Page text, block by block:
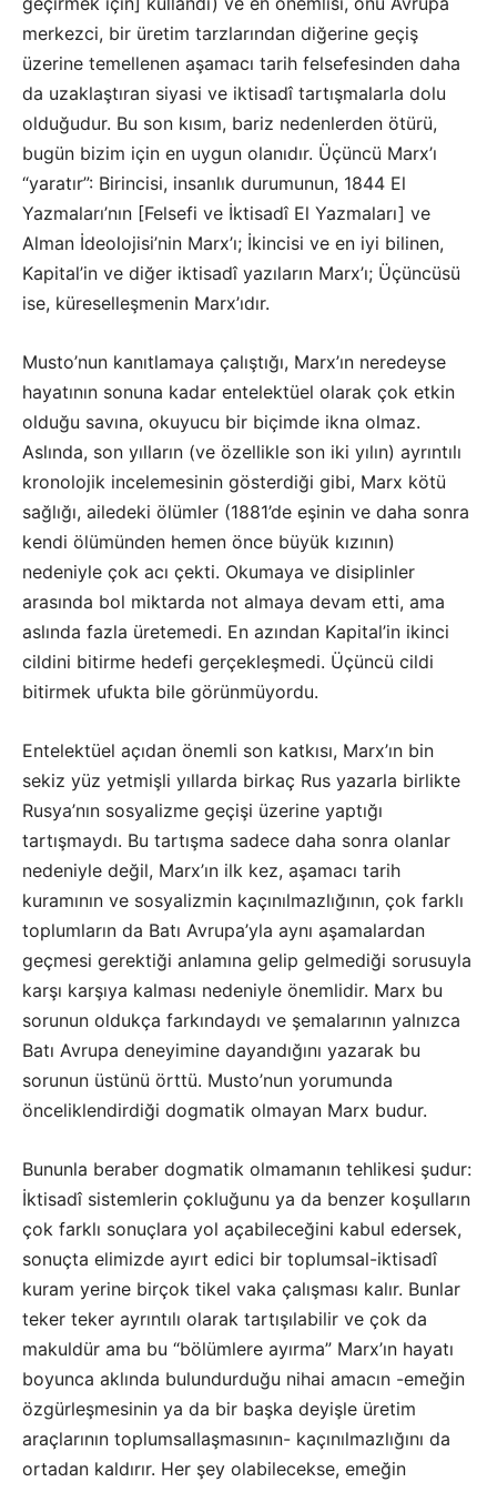
merkezci, bir üretim tarzlarından diğerine geçiş
üzerine temellenen aşamacı tarih felsefesinden daha
da uzaklaştıran siyasi ve iktisadî tartışmalarla dolu
olduğudur. Bu son kısım, bariz nedenlerden ötürü,
bugün bizim için en uygun olanıdır. Üçüncü Marx’ı
“yaratır”: Birincisi, insanlık durumunun, 1844 El
Yazmaları’nın [Felsefi ve İktisadî El Yazmaları] ve
Alman İdeolojisi’nin Marx’ı; İkincisi ve en iyi bilinen,
Kapital’in ve diğer iktisadî yazıların Marx’ı; Üçüncüsü
ise, küreselleşmenin Marx’ıdır.
Musto’nun kanıtlamaya çalıştığı, Marx’ın neredeyse
hayatının sonuna kadar entelektüel olarak çok etkin
olduğu savına, okuyucu bir biçimde ikna olmaz.
Aslında, son yılların (ve özellikle son iki yılın) ayrıntılı
kronolojik incelemesinin gösterdiği gibi, Marx kötü
sağlığı, ailedeki ölümler (1881’de eşinin ve daha sonra
kendi ölümünden hemen önce büyük kızının)
nedeniyle çok acı çekti. Okumaya ve disiplinler
arasında bol miktarda not almaya devam etti, ama
aslında fazla üretemedi. En azından Kapital’in ikinci
cildini bitirme hedefi gerçekleşmedi. Üçüncü cildi
bitirmek ufukta bile görünmüyordu.
Entelektüel açıdan önemli son katkısı, Marx’ın bin
sekiz yüz yetmişli yıllarda birkaç Rus yazarla birlikte
Rusya’nın sosyalizme geçişi üzerine yaptığı
tartışmaydı. Bu tartışma sadece daha sonra olanlar
nedeniyle değil, Marx’ın ilk kez, aşamacı tarih
kuramının ve sosyalizmin kaçınılmazlığının, çok farklı
toplumların da Batı Avrupa’yla aynı aşamalardan
geçmesi gerektiği anlamına gelip gelmediği sorusuyla
karşı karşıya kalması nedeniyle önemlidir. Marx bu
sorunun oldukça farkındaydı ve şemalarının yalnızca
Batı Avrupa deneyimine dayandığını yazarak bu
sorunun üstünü örttü. Musto’nun yorumunda
önceliklendirdiği dogmatik olmayan Marx budur.
Bununla beraber dogmatik olmamanın tehlikesi şudur:
İktisadî sistemlerin çokluğunu ya da benzer koşulların
çok farklı sonuçlara yol açabileceğini kabul edersek,
sonuçta elimizde ayırt edici bir toplumsal-iktisadî
kuram yerine birçok tikel vaka çalışması kalır. Bunlar
teker teker ayrıntılı olarak tartışılabilir ve çok da
makuldür ama bu “bölümlere ayırma” Marx’ın hayatı
boyunca aklında bulundurduğu nihai amacın -emeğin
özgürleşmesinin ya da bir başka deyişle üretim
araçlarının toplumsallaşmasının- kaçınılmazlığını da
ortadan kaldırır. Her şey olabilecekse, emeğin